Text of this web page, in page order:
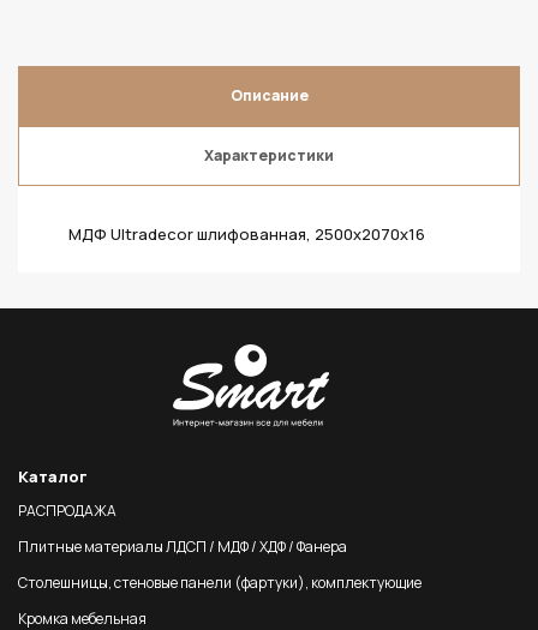
Описание
Характеристики
МДФ Ultradecor шлифованная, 2500х2070х16
Каталог
РАСПРОДАЖА
Плитные материалы ЛДСП / МДФ / ХДФ / Фанера
Столешницы, стеновые панели (фартуки), комплектующие
Кромка мебельная